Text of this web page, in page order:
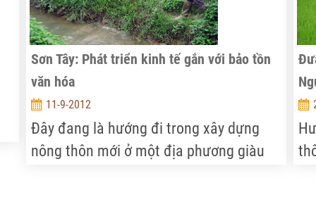
Sơn Tây: Phát triển kinh tế gắn với bảo tồn
văn hóa
11-9-2012
Đây đang là hướng đi trong xây dựng
nông thôn mới ở một địa phương giàu